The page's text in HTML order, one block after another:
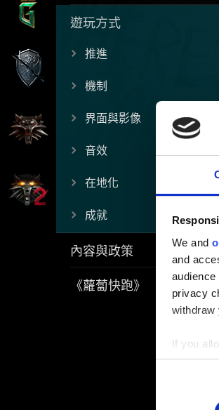
We and
and
privacy
withdraw
If you
Find
遊玩方式
推進
機制
界面與影像
音效
在地化
成就
內容與政策
《蘿蔔快跑》